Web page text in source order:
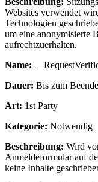
Websites verwendet
Technologien
um eine anonymisierte
aufrechtzuerhalten.
Name:
Dauer: Bis zum
Art: 1st Party
Kategorie: Notwendig
Beschreibung: Wird
Anmeldeformular auf
keine Inhalte